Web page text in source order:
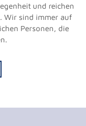
und reichen
Wir sind immer auf
Personen, die